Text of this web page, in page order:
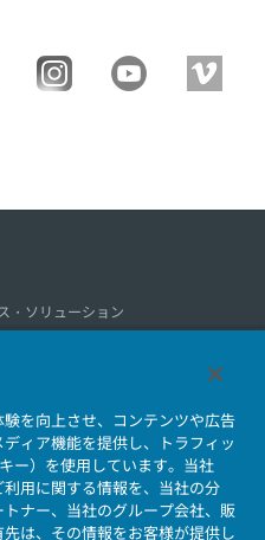
・ソリューション
採用情報
会社情報新着一覧
問い合わせ
を向上させ、コンテンツや広告
ィア機能を提供し、トラフィッ
ー）を使用しています。当社
用に関する情報を、当社の分
ナー、当社のグループ会社、販
は、その情報をお客様が提供し